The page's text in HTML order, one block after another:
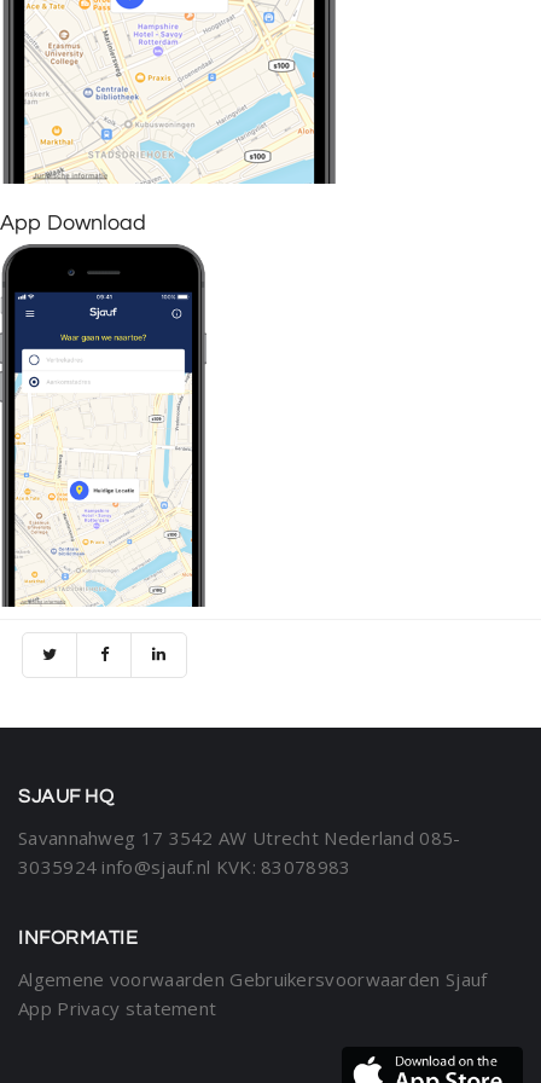
App Download
SJAUF HQ
Savannahweg 17 3542 AW Utrecht Nederland 085-
3035924 info@sjauf.nl KVK: 83078983
INFORMATIE
Algemene voorwaarden Gebruikersvoorwaarden Sjauf
App Privacy statement